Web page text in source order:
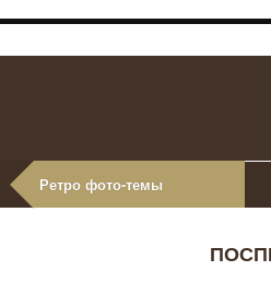
Ретро фото-темы